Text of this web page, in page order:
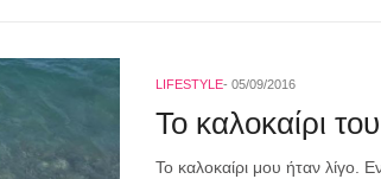
LIFESTYLE 05/09/2016
Το καλοκαίρι
Το καλοκαίρι μου ήταν λίγο.